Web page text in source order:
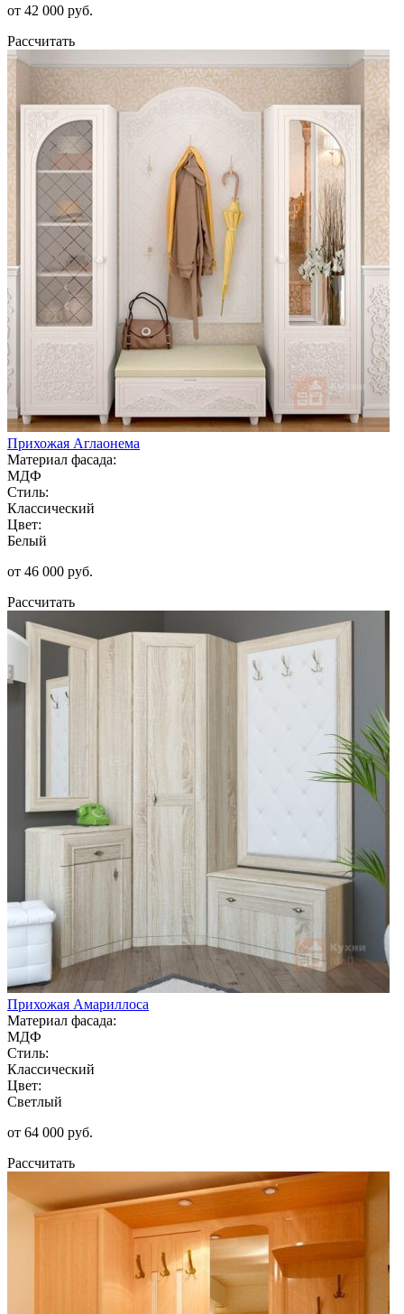
от 42 000 руб.
Рассчитать
Прихожая Аглаонема
Материал фасада:
МДФ
Стиль:
Классический
Цвет:
Белый
от 46 000 руб.
Рассчитать
Прихожая Амариллоса
Материал фасада:
МДФ
Стиль:
Классический
Цвет:
Светлый
от 64 000 руб.
Рассчитать